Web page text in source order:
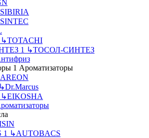
SIBIRIA
SINTEC
↳TOTACHI
↳ТОСОЛ-СИНТЕЗ
Ароматизаторы
AREON
↳Dr.Marcus
↳EIKOSHA
↳AUTOBACS